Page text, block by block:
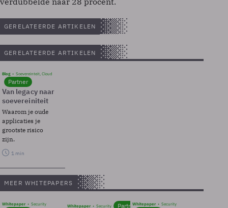
GERELATEERDE ARTIKELEN
GERELATEERDE ARTIKELEN
Blog Soevereinteit, Cloud
Partner
Van legacy naar
soevereiniteit
Waarom je oude
applicaties je
grootste risico
zijn.
1 min
MEER WHITEPAPERS
Whitepaper Security Whitepaper Security PartnerWhitepaper Security